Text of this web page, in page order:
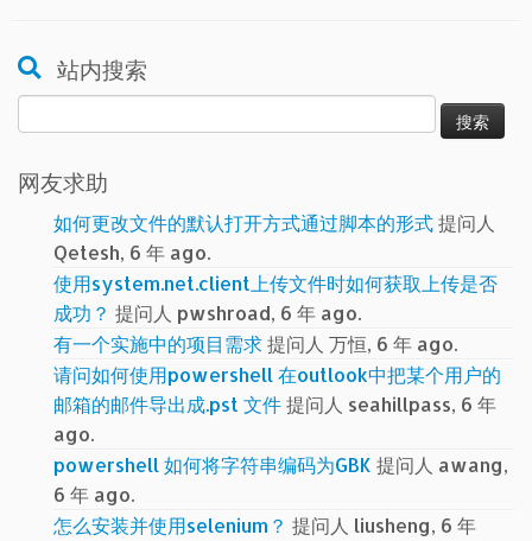
站内搜索
索：
网友求助
如何更改文件的默认打开方式通过脚本的形式提问人
Qetesh, 6 年 ago.
使用system.net.client上传文件时如何获取上传是否
成功？ 提问人 pwshroad, 6 年 ago.
有一个实施中的项目需求提问人 万恒, 6 年 ago.
请问如何使用powershell 在outlook中把某个用户的
邮箱的邮件导出成.pst 文件提问人 seahillpass, 6 年
ago.
powershell 如何将字符串编码为GBK 提问人 awang,
6 年 ago.
怎么安装并使用selenium？ 提问人 liusheng, 6 年